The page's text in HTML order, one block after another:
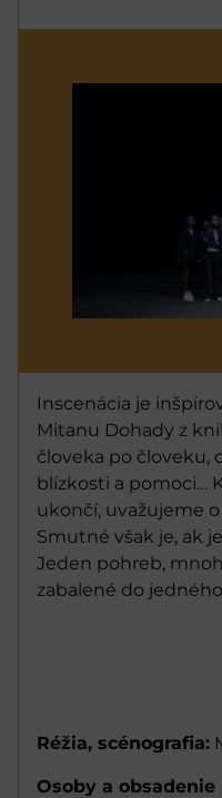
Inscenácia je
Mitanu Dohady z
človeka po človeku,
blízkosti a pomoci…
ukončí, uvažujeme
Smutné však je, ak
Jeden pohreb,
zabalené do
Réžia, scénografia:
Osoby a obsadenie